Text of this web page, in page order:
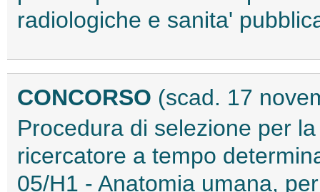
radiologiche e sanita'
CONCORSO (scad. 17
Procedura di selezione per
ricercatore a tempo
05/H1 - Anatomia umana,